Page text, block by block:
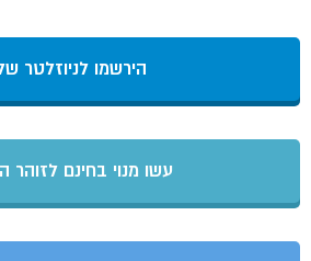
הירשמו לניוזלטר
עשו מנוי בחינם לזוהר